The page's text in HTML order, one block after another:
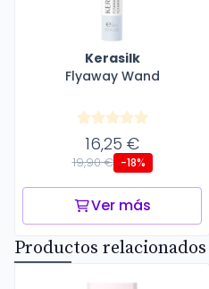
Kerasilk
Flyaway Wand
16,25 €
19,90 € -18%
Ver más
Productos